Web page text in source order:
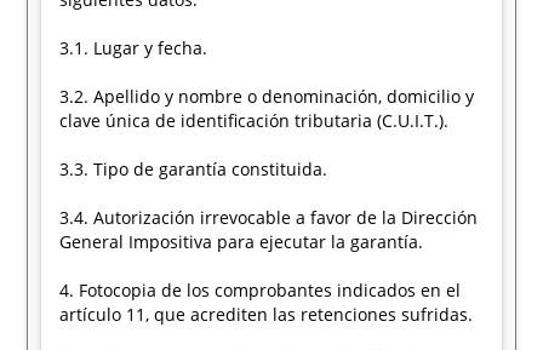
3.1. Lugar y fecha.
3.2. Apellido y nombre o denominación, domicilio y
clave única de identificación tributaria (C.U.I.T.).
3.3. Tipo de garantía constituida.
3.4. Autorización irrevocable a favor de la Dirección
General Impositiva para ejecutar la garantía.
4. Fotocopia de los comprobantes indicados en el
artículo 11, que acrediten las retenciones sufridas.